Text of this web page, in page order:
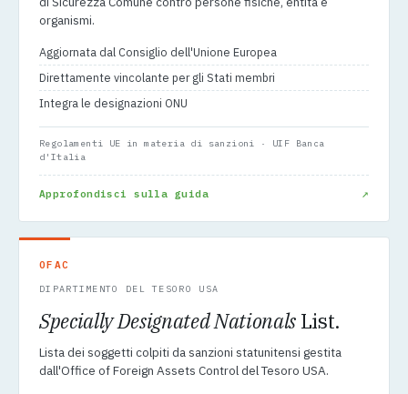
organismi.
Aggiornata dal Consiglio dell'Unione Europea
Direttamente vincolante per gli Stati membri
Integra le designazioni ONU
Regolamenti UE in materia di sanzioni · UIF Banca
d'Italia
Approfondisci sulla guida ↗
OFAC
DIPARTIMENTO DEL TESORO USA
Specially Designated Nationals List.
Lista dei soggetti colpiti da sanzioni statunitensi gestita
dall'Office of Foreign Assets Control del Tesoro USA.